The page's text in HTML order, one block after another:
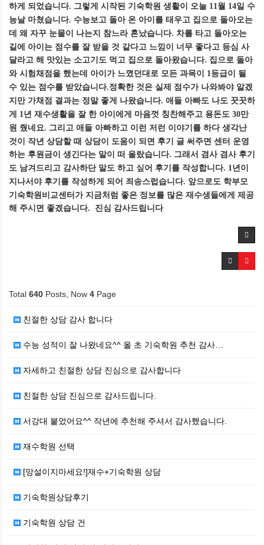
하게 되었습니다. 그렇게 시작된 기숙학원 생활이 오늘 11 월 14일 수
능날 마쳤습니다. 수능보고 돌아 온 아이를 태우고 집으로 돌아오는
데 왜 자꾸 눈물이 나는지 참느라 혼났습니다. 차를 타고 돌아오는
길에 아이는 점수를 잘 받을 것 같다고 느낌이 너무 좋다고 등심 사
달라고 해 맛있는 소고기도 먹고 집으로 돌아왔습니다. 집으로 돌아
와 시험채점을 했는데 아이가 느꼈던대로 모든 과목이 1 등급이 될
수 있는 점수를 받았습니다.정확한 것은 실제 점수가 나와봐야 알겠
지만 가채점 결과는 정말 좋게 나왔습니다. 애들 아빠도 나도 꿋꿋하
게 1 년 재수생활을 잘 한 아이에게 마음껏 칭찬해주고 용돈도 30만
원 줬네요. 그리고 애들 아빠하고 이런 저런 이야기를 하다 생각난
것이 작년 상담할 때 상담이 도움이 되면 후기 글 써주면 센터 운영
하는 후원금이 생긴다는 말이 떠 올랐습니다. 그래서 겸사 겸사 후기
도 남겨드리고 감사하단 말도 하고 싶어 후기를 작성합니다. 1 년이
지나서야 후기를 작성하게 되어 죄송스럽습니다. 앞으로도 학부모
기숙학원비교센터가 지금처럼 좋은 정보를 많은 재수생들에게 제공
해 주시면 좋겠습니다. 진심 감사드립니다
Total 640 Posts, Now 4 Page
친절한 상담 감사 합니다
수능 성적이 잘 나왔네요^^ 올 초 기숙학원 추천 감사…
자세하고 친절한 상담 진심으로 감사합니다
친절한 상담 진심으로 감사드립니다.
서강대 붙었어요^^ 작년에 추천해 주셔서 감사했습니다.
재수학원 선택
[망설이지마세요!]재수+기숙학원 상담
기숙학원상담후기
기숙학원 상담 건